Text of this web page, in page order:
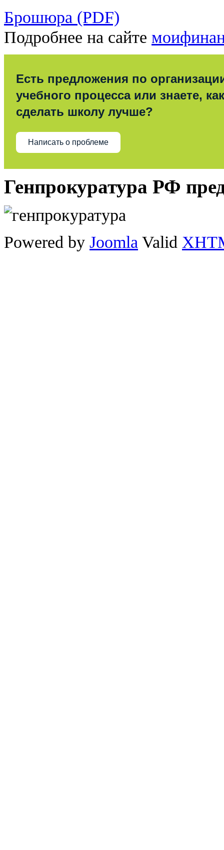
Брошюра (PDF)
Подробнее на сайте
Есть предложения по
учебного процесса или знаете, как
сделать школу лучше?
Написать о проблеме
Генпрокуратура РФ
Powered by Joomla Valid